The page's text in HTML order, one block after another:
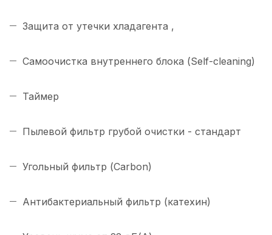
Защита от утечки хладагента ,
Самоочистка внутреннего блока (Self-cleaning)
Таймер
Пылевой фильтр грубой очистки - стандарт
Угольный фильтр (Carbon)
Антибактериальный фильтр (катехин)